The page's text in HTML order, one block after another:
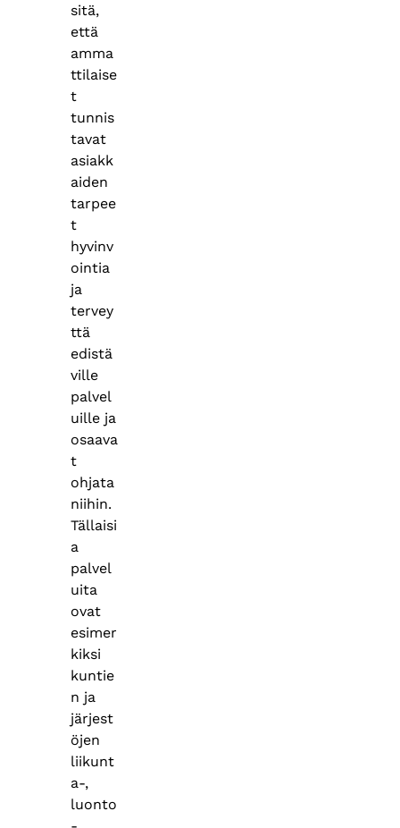
sitä,
että
amma
ttilaise
t
tunnis
tavat
asiakk
aiden
tarpee
t
hyvinv
ointia
ja
tervey
ttä
edistä
ville
palvel
uille ja
osaava
t
ohjata
niihin.
Tällaisi
a
palvel
uita
ovat
esimer
kiksi
kuntie
n ja
järjest
öjen
liikunt
a-,
luonto